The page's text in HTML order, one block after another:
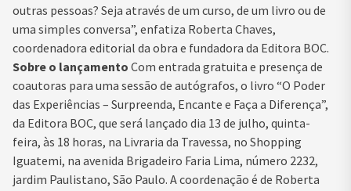
outras pessoas? Seja através de um curso, de um livro ou de
uma simples conversa”, enfatiza Roberta Chaves,
coordenadora editorial da obra e fundadora da Editora BOC.
Sobre o lançamento Com entrada gratuita e presença de
coautoras para uma sessão de autógrafos, o livro “O Poder
das Experiências – Surpreenda, Encante e Faça a Diferença”,
da Editora BOC, que será lançado dia 13 de julho, quinta-
feira, às 18 horas, na Livraria da Travessa, no Shopping
Iguatemi, na avenida Brigadeiro Faria Lima, número 2232,
jardim Paulistano, São Paulo. A coordenação é de Roberta